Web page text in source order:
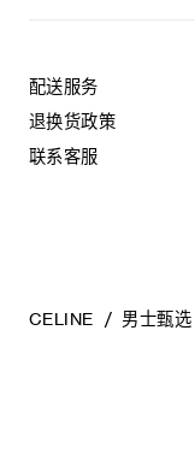
配送服务
退换货政策
联系客服
CELINE 男士甄选